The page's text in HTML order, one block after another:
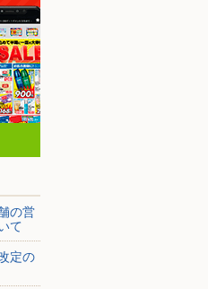
の営
て
定の